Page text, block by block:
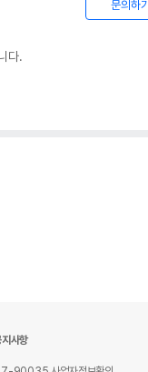
소형앵무새 모이 1.2kg
문의하기
다.
사항